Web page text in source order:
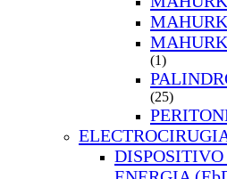
(1)
(25)